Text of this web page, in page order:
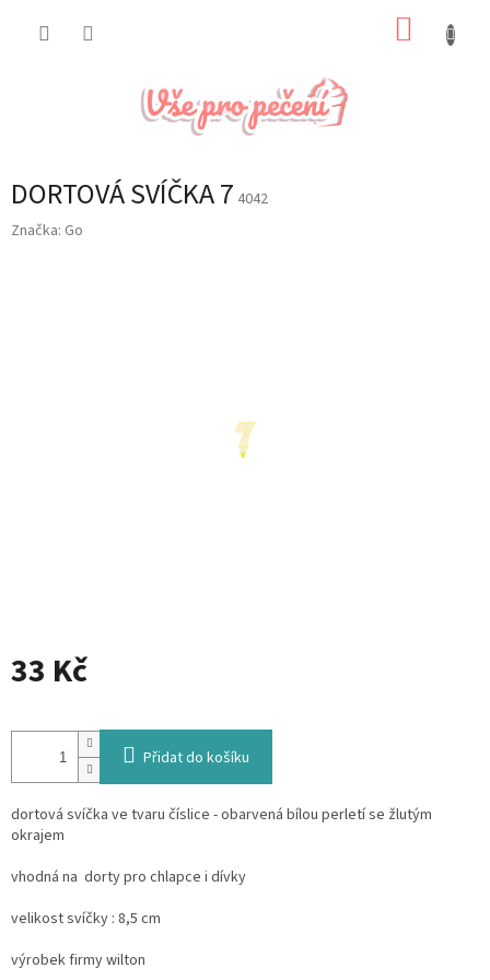
DORTOVÁ SVÍČKA 7 4042
Značka: Go
33 Kč
cena:
Přidat do košíku
dortová svíčka ve tvaru číslice - obarvená bílou perletí se žlutým
okrajem
vhodná na dorty pro chlapce i dívky
velikost svíčky : 8,5 cm
výrobek firmy wilton